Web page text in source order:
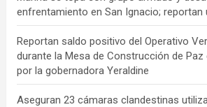
enfrentamiento en San Ignacio; reportan
Reportan saldo positivo del Operativo
durante la Mesa de Construcción de Paz
por la gobernadora Yeraldine
Aseguran 23 cámaras clandestinas